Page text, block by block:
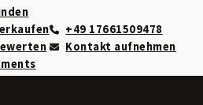
+49 17661509478
Kontakt aufnehmen